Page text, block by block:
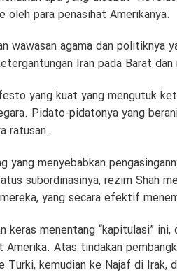
para penasihat Amerikanya.
wawasan agama dan
Iran pada Barat
yang kuat yang mengutuk
Pidato-pidatonya yang
ratusan.
yang menyebabkan
subordinasinya, rezim Shah
yang secara efektif
keras menentang “kapitulasi”
Amerika. Atas tindakan
Turki, kemudian ke Najaf di Irak,